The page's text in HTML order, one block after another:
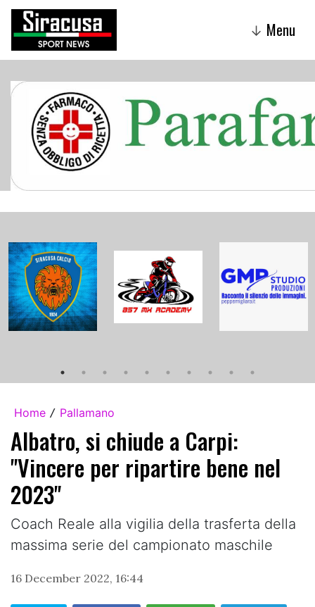
↓ Menu
Home / Pallamano
Albatro, si chiude a Carpi:
"Vincere per ripartire bene nel
2023"
Coach Reale alla vigilia della trasferta della
massima serie del campionato maschile
16 December 2022, 16:44